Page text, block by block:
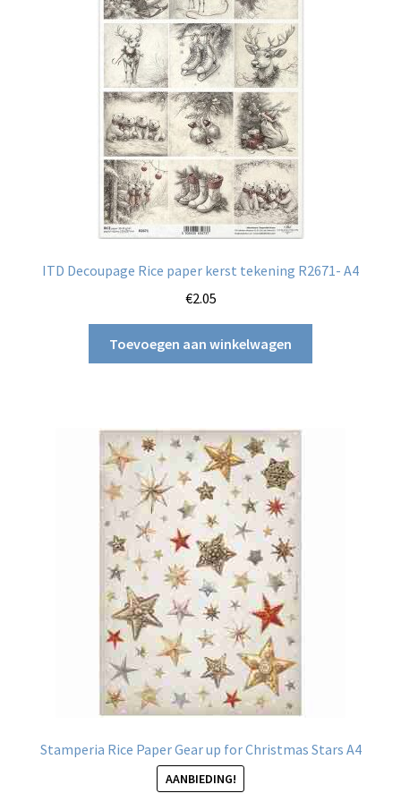
ITD Decoupage Rice paper kerst tekening R2671- A4
€2.05
Toevoegen aan winkelwagen
Stamperia Rice Paper Gear up for Christmas Stars A4
AANBIEDING!